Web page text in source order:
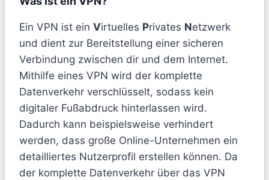
Ein VPN ist ein Virtuelles Privates Netzwerk
und dient zur Bereitstellung einer sicheren
Verbindung zwischen dir und dem Internet.
Mithilfe eines VPN wird der komplette
Datenverkehr verschlüsselt, sodass kein
digitaler Fußabdruck hinterlassen wird.
Dadurch kann beispielsweise verhindert
werden, dass große Online-Unternehmen ein
detailliertes Nutzerprofil erstellen können. Da
der komplette Datenverkehr über das VPN